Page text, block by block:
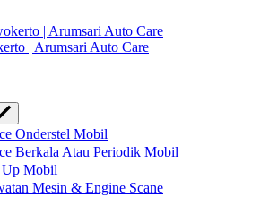
| Arumsari Auto Care
Onderstel Mobil
Berkala Atau Periodik Mobil
Up Mobil
Mesin & Engine Scane